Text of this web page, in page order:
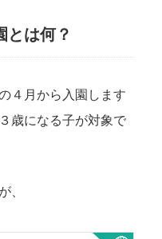
とは何？
４月から入園します
歳になる子が対象で
、